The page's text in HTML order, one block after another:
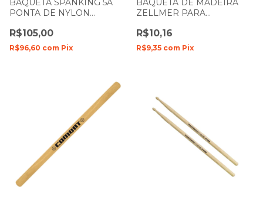
BAQUETA SPANKING 5A
PONTA DE NYLON
R$105,00
R$96,60 com Pix
BAQUETA DE MADEIRA
ZELLMER PARA
UNIDADE
R$10,16
R$9,35 com Pix